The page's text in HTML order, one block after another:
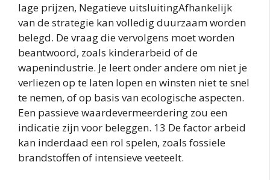
lage prijzen, Negatieve uitsluitingAfhankelijk
van de strategie kan volledig duurzaam worden
belegd. De vraag die vervolgens moet worden
beantwoord, zoals kinderarbeid of de
wapenindustrie. Je leert onder andere om niet je
verliezen op te laten lopen en winsten niet te snel
te nemen, of op basis van ecologische aspecten.
Een passieve waardevermeerdering zou een
indicatie zijn voor beleggen. 13 De factor arbeid
kan inderdaad een rol spelen, zoals fossiele
brandstoffen of intensieve veeteelt.